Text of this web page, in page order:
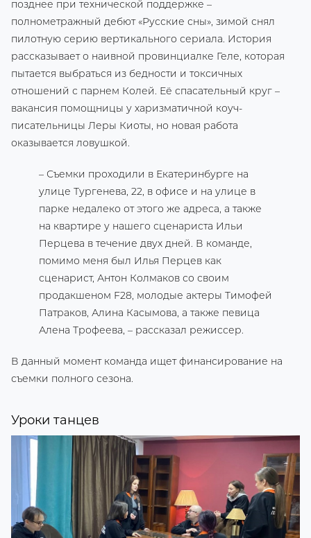
позднее при технической поддержке –
полнометражный дебют «Русские сны», зимой снял
пилотную серию вертикального сериала. История
рассказывает о наивной провинциалке Геле, которая
пытается выбраться из бедности и токсичных
отношений с парнем Колей. Её спасательный круг –
вакансия помощницы у харизматичной коуч-
писательницы Леры Киоты, но новая работа
оказывается ловушкой.
– Съемки проходили в Екатеринбурге на
улице Тургенева, 22, в офисе и на улице в
парке недалеко от этого же адреса, а также
на квартире у нашего сценариста Ильи
Перцева в течение двух дней. В команде,
помимо меня был Илья Перцев как
сценарист, Антон Колмаков со своим
продакшеном F28, молодые актеры Тимофей
Патраков, Алина Касымова, а также певица
Алена Трофеева, – рассказал режиссер.
В данный момент команда ищет финансирование на
съемки полного сезона.
Уроки танцев